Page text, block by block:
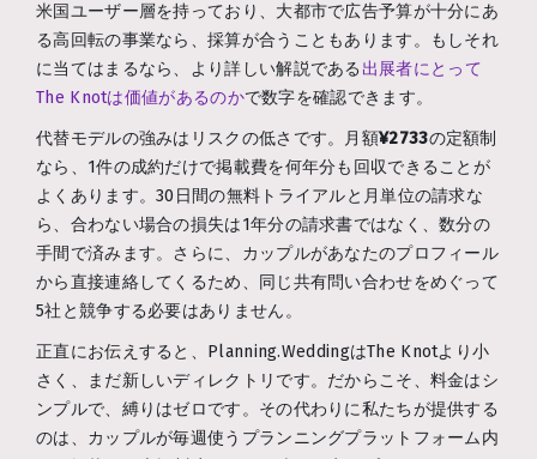
米国ユーザー層を持っており、大都市で広告予算が十分にあ
る高回転の事業なら、採算が合うこともあります。もしそれ
に当てはまるなら、より詳しい解説である 出展者にとって
The Knotは価値があるのかで数字を確認できます。
代替モデルの強みはリスクの低さです。月額¥2733の定額制
なら、1件の成約だけで掲載費を何年分も回収できることが
よくあります。30日間の無料トライアルと月単位の請求な
ら、合わない場合の損失は1年分の請求書ではなく、数分の
手間で済みます。さらに、カップルがあなたのプロフィール
から直接連絡してくるため、同じ共有問い合わせをめぐって
5社と競争する必要はありません。
正直にお伝えすると、Planning.WeddingはThe Knotより小
さく、まだ新しいディレクトリです。だからこそ、料金はシ
ンプルで、縛りはゼロです。その代わりに私たちが提供する
のは、カップルが毎週使うプランニングプラットフォーム内